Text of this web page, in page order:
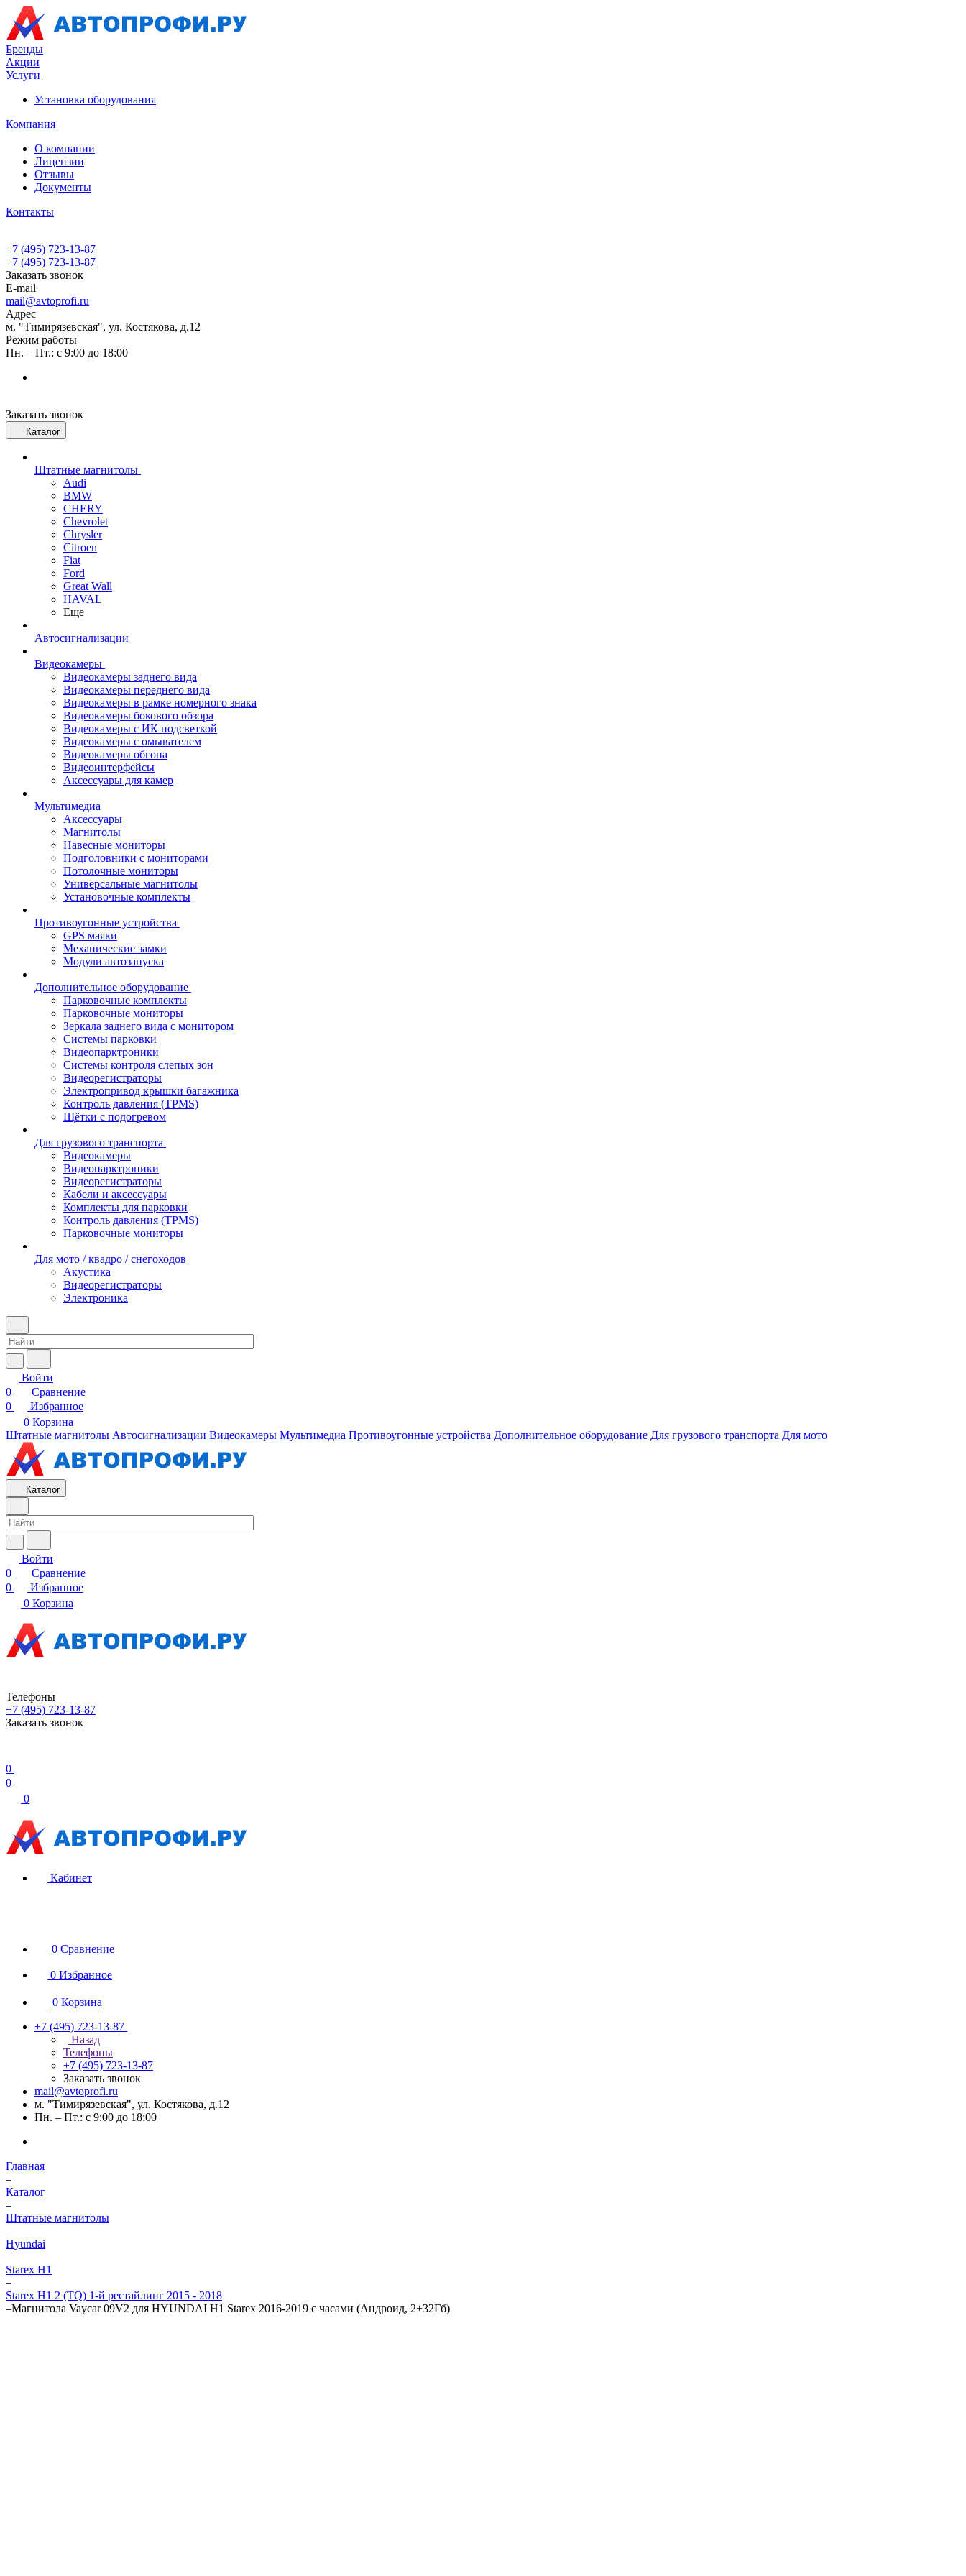
Бренды
Акции
Услуги
Установка оборудования
Компания
О компании
Лицензии
Отзывы
Документы
Контакты
+7 (495) 723-13-87
+7 (495) 723-13-87
Заказать звонок
E-mail
mail@avtoprofi.ru
Адрес
м. "Тимирязевская", ул. Костякова, д.12
Режим работы
Пн. – Пт.: с 9:00 до 18:00
Заказать звонок
Каталог
Штатные магнитолы
Audi
BMW
CHERY
Chevrolet
Chrysler
Citroen
Fiat
Ford
Great Wall
HAVAL
Еще
Автосигнализации
Видеокамеры
Видеокамеры заднего вида
Видеокамеры переднего вида
Видеокамеры в рамке номерного знака
Видеокамеры бокового обзора
Видеокамеры с ИК подсветкой
Видеокамеры с омывателем
Видеокамеры обгона
Видеоинтерфейсы
Аксессуары для камер
Мультимедиа
Аксессуары
Магнитолы
Навесные мониторы
Подголовники с мониторами
Потолочные мониторы
Универсальные магнитолы
Установочные комплекты
Противоугонные устройства
GPS маяки
Механические замки
Модули автозапуска
Дополнительное оборудование
Парковочные комплекты
Парковочные мониторы
Зеркала заднего вида с монитором
Системы парковки
Видеопарктроники
Системы контроля слепых зон
Видеорегистраторы
Электропривод крышки багажника
Контроль давления (TPMS)
Щётки с подогревом
Для грузового транспорта
Видеокамеры
Видеопарктроники
Видеорегистраторы
Кабели и аксессуары
Комплекты для парковки
Контроль давления (TPMS)
Парковочные мониторы
Для мото / квадро / снегоходов
Акустика
Видеорегистраторы
Электроника
Войти
0
Сравнение
0
Избранное
0 Корзина
Штатные магнитолы Автосигнализации Видеокамеры Мультимедиа Противоугонные устройства Дополнительное оборудование Для грузового транспорта Для мото
Каталог
Войти
0
Сравнение
0
Избранное
0 Корзина
Телефоны
+7 (495) 723-13-87
Заказать звонок
0
0
0
Кабинет
0 Сравнение
0 Избранное
0 Корзина
+7 (495) 723-13-87
Назад
Телефоны
+7 (495) 723-13-87
Заказать звонок
mail@avtoprofi.ru
м. "Тимирязевская", ул. Костякова, д.12
Пн. – Пт.: с 9:00 до 18:00
Главная
–
Каталог
–
Штатные магнитолы
–
Hyundai
–
Starex H1
–
Starex H1 2 (TQ) 1-й рестайлинг 2015 - 2018
–Магнитола Vaycar 09V2 для HYUNDAI H1 Starex 2016-2019 с часами (Андроид, 2+32Гб)